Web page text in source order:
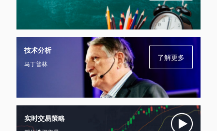
技术分析
马丁普林
了解更多
实时交易策略